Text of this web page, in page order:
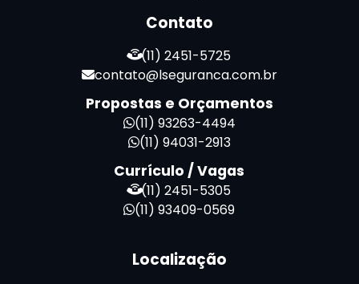
Contato
(11) 2451-5725
contato@lseguranca.com.br
Propostas e Orçamentos
(11) 93263-4494
(11) 94031-2913
Currículo / Vagas
(11) 2451-5305
(11) 93409-0569
Localização